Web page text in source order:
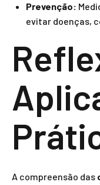
Prevenção:
evitar doenças,
A compreensão das